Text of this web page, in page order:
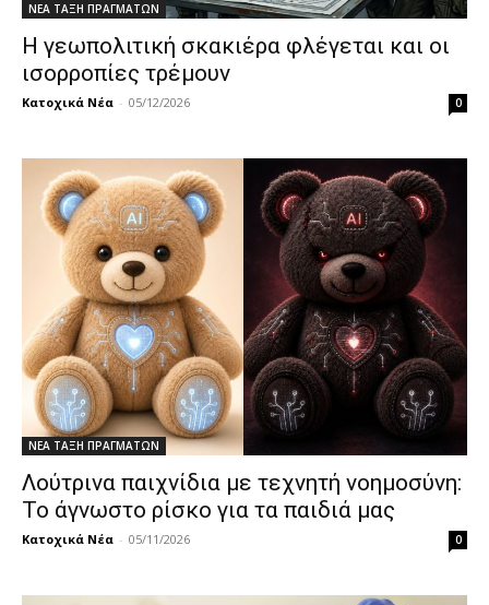
ΝΕΑ ΤΑΞΗ ΠΡΑΓΜΑΤΩΝ
Η γεωπολιτική σκακιέρα φλέγεται και οι
ισορροπίες τρέμουν
Κατοχικά Νέα - 05/12/2026 0
ΝΕΑ ΤΑΞΗ ΠΡΑΓΜΑΤΩΝ
Λούτρινα παιχνίδια με τεχνητή νοημοσύνη:
Το άγνωστο ρίσκο για τα παιδιά μας
Κατοχικά Νέα - 05/11/2026 0